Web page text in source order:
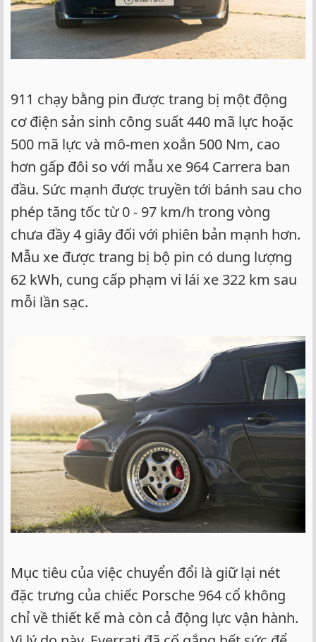
911 chạy bằng pin được trang bị một động
cơ điện sản sinh công suất 440 mã lực hoặc
500 mã lực và mô-men xoắn 500 Nm, cao
hơn gấp đôi so với mẫu xe 964 Carrera ban
đầu. Sức mạnh được truyền tới bánh sau cho
phép tăng tốc từ 0 - 97 km/h trong vòng
chưa đầy 4 giây đối với phiên bản mạnh hơn.
Mẫu xe được trang bị bộ pin có dung lượng
62 kWh, cung cấp phạm vi lái xe 322 km sau
mỗi lần sạc.
Mục tiêu của việc chuyển đổi là giữ lại nét
đặc trưng của chiếc Porsche 964 cổ không
chỉ về thiết kế mà còn cả động lực vận hành.